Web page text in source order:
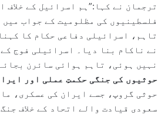
ترجمان نے کہا:”ہم اسرائیل کے
فلسطینیوں کی مظلومیت کے جواب میں
تاہم، اسرائیلی دفاعی حکام کا
نے ناکام بنا دیا۔ اسرائیلی فوج
نہیں ہوئی، تاہم ہوائی سائرن
حوثیوں کی جنگی حکمتِ عملی اور
حوثی گروپ، جسے ایران کی عسکری،